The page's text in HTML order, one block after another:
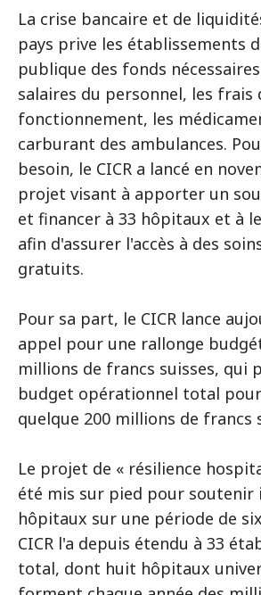
La crise bancaire et de
pays prive les établissements
publique des fonds
salaires du personnel, les frais
fonctionnement, les
carburant des ambulances.
besoin, le CICR a lancé en
projet visant à apporter un
et financer à 33 hôpitaux et à
afin d'assurer l'accès à des
gratuits.
Pour sa part, le CICR lance
appel pour une rallonge
millions de francs suisses, qui
budget opérationnel total
quelque 200 millions de francs
Le projet de « résilience
été mis sur pied pour soutenir
hôpitaux sur une période de
CICR l'a depuis étendu à 33
total, dont huit hôpitaux